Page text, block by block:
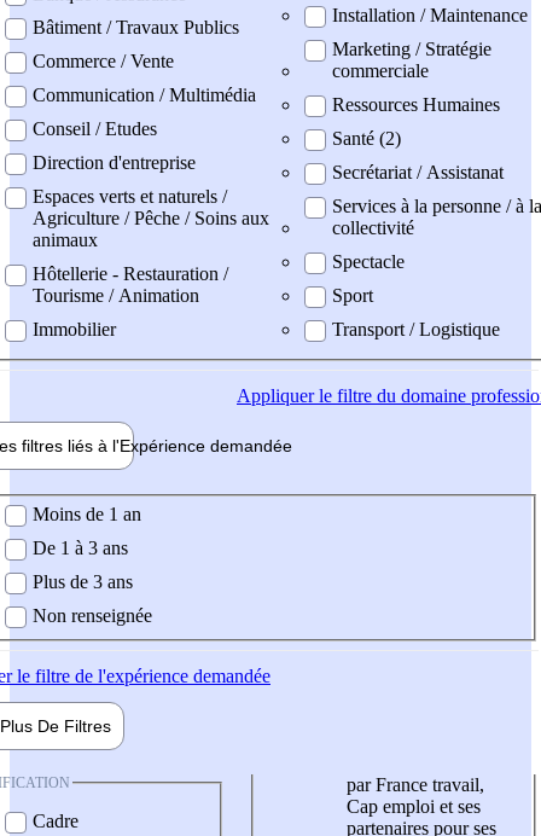
Bâtiment / Travaux Publics
Commerce / Vente
Communication / Multimédia
Conseil / Etudes
Direction d'entreprise
Espaces verts et naturels /
Agriculture / Pêche / Soins aux
animaux
Hôtellerie - Restauration /
Tourisme / Animation
Immobilier
Installation / Maintenance
Marketing / Stratégie
commerciale
Ressources Humaines
Santé (2)
Secrétariat / Assistanat
Services à la personne / à la
collectivité
Spectacle
Sport
Transport / Logistique
Appliquerle filtre du domaine
filtres liés à l'Expérience demandée
demandée
Moins de 1 an
De 1 à 3 ans
Plus de 3 ans
Non renseignée
le filtre de l'expérience demandée
Plus De Filtres
Cadre
par France travail,
Cap emploi et ses
partenaires pour ses